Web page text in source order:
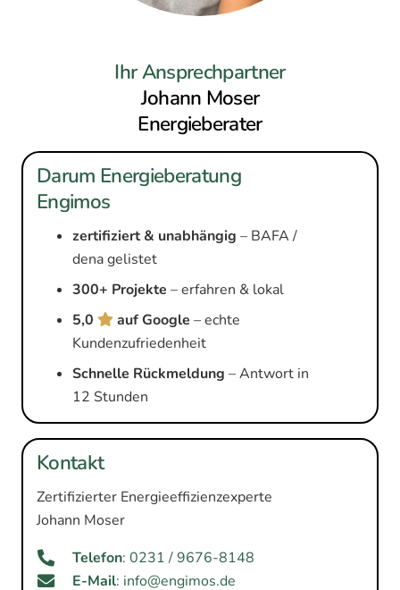
Ihr Ansprechpartner
Johann Moser
Energieberater
Darum Energieberatung
Engimos
zertifiziert & unabhängig – BAFA /
dena gelistet
300+ Projekte – erfahren & lokal
5,0
auf Google – echte
Kundenzufriedenheit
Schnelle Rückmeldung – Antwort in
12 Stunden
Kontakt
Zertifizierter Energieeffizienzexperte
Johann Moser
Telefon: 0231 / 9676-8148
E-Mail: info@engimos.de